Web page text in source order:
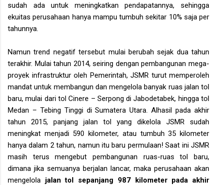
sudah ada untuk meningkatkan pendapatannya, sehingga
ekuitas perusahaan hanya mampu tumbuh sekitar 10% saja per
tahunnya.
Namun trend negatif tersebut mulai berubah sejak dua tahun
terakhir. Mulai tahun 2014, seiring dengan pembangunan mega-
proyek infrastruktur oleh Pemerintah, JSMR turut memperoleh
mandat untuk membangun dan mengelola banyak ruas jalan tol
baru, mulai dari tol Cinere – Serpong di Jabodetabek, hingga tol
Medan – Tebing Tinggi di Sumatera Utara. Alhasil pada akhir
tahun 2015, panjang jalan tol yang dikelola JSMR sudah
meningkat menjadi 590 kilometer, atau tumbuh 35 kilometer
hanya dalam 2 tahun, namun itu baru permulaan! Saat ini JSMR
masih terus mengebut pembangunan ruas-ruas tol baru,
dimana jika semuanya berjalan lancar, maka perusahaan akan
mengelola jalan tol sepanjang 987 kilometer pada akhir